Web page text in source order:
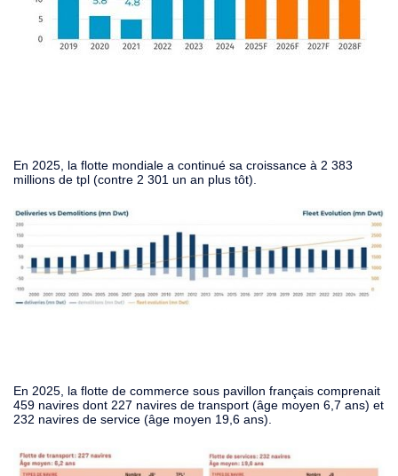
En 2025, la flotte mondiale a continué sa croissance à 2 383
millions de tpl (contre 2 301 un an plus tôt).
En 2025, la flotte de commerce sous pavillon français comprenait
459 navires dont 227 navires de transport (âge moyen 6,7 ans) et
232 navires de service (âge moyen 19,6 ans).